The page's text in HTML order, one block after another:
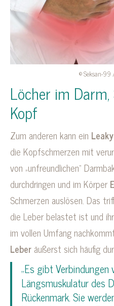
© Seksan-
Löcher im
Kopf
Zum anderen kann ein
die Kopfschmerzen mit
von „unfreundlichen“
durchdringen und im Körper
Schmerzen auslösen. Das
die Leber belastet ist und
im vollen Umfang
Leber äußerst sich häufig
„Es gibt Verbindungen
Längsmuskulatur des
Rückenmark. Sie